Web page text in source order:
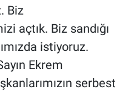
Biz
açtık. Biz sandığı
istiyoruz.
Ekrem
serbest